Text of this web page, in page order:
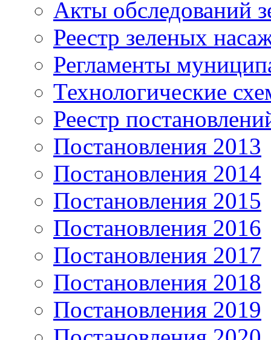
Акты обследований
Реестр зеленых
Регламенты
Технологические
Реестр
Постановления 2013
Постановления 2014
Постановления 2015
Постановления 2016
Постановления 2017
Постановления 2018
Постановления 2019